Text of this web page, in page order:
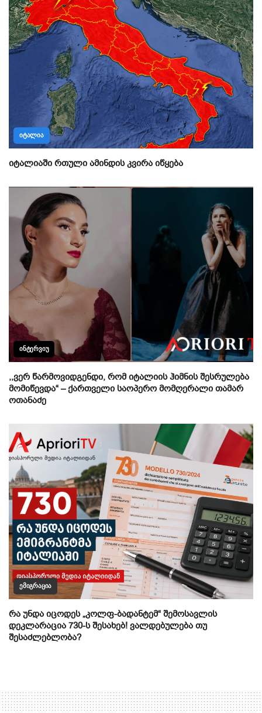
ᲘᲢᲐᲚᲘᲐ
იტალიაში რთული ამინდის კვირა იწყება
ᲘᲜᲢᲔᲠᲕᲘᲣ
,,ვერ წარმოვიდგენდი, რომ იტალიის ჰიმნის შესრულება
მომიწევდა“ – ქართველი საოპერო მომღერალი თამარ
ოთანაძე
ᲔᲛᲘᲒᲠᲐᲪᲘᲐ
რა უნდა იცოდეს „კოლფ-ბადანტემ“ შემოსავლის
დეკლარაცია 730-ს შესახებ! ვალდებულება თუ
შესაძლებლობა?